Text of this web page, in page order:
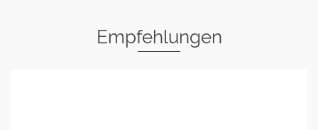
Empfehlungen